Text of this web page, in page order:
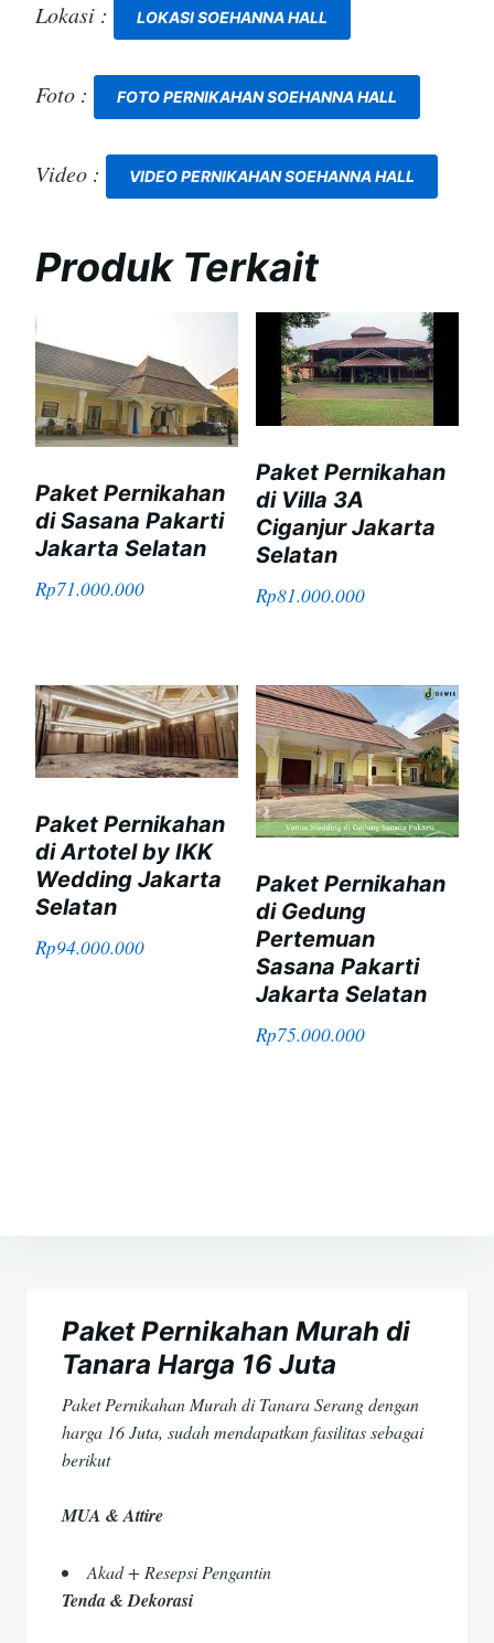
Lokasi : LOKASI SOEHANNA HALL
Foto : FOTO PERNIKAHAN SOEHANNA HALL
Video : VIDEO PERNIKAHAN SOEHANNA HALL
Produk Terkait
Paket Pernikahan
di Sasana Pakarti
Jakarta Selatan
Rp71.000.000
Paket Pernikahan
di Villa 3A
Ciganjur Jakarta
Selatan
Rp81.000.000
Paket Pernikahan
di Artotel by IKK
Wedding Jakarta
Selatan
Rp94.000.000
Paket Pernikahan
di Gedung
Pertemuan
Sasana Pakarti
Jakarta Selatan
Rp75.000.000
posPaket Pernikahan Murah di
Tanara Harga 16 Juta
Paket Pernikahan Murah di Tanara Serang dengan
harga 16 Juta, sudah mendapatkan fasilitas sebagai
berikut
MUA & Attire
Akad + Resepsi Pengantin
Tenda & Dekorasi